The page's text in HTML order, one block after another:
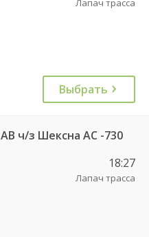
Лапач трасса
Выбрать
ч/з Шексна АC -730
18:27
Лапач трасса